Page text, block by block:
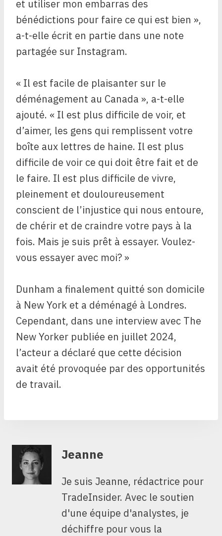
et utiliser mon embarras des
bénédictions pour faire ce qui est bien »,
a-t-elle écrit en partie dans une note
partagée sur Instagram.
« Il est facile de plaisanter sur le
déménagement au Canada », a-t-elle
ajouté. « Il est plus difficile de voir, et
d’aimer, les gens qui remplissent votre
boîte aux lettres de haine. Il est plus
difficile de voir ce qui doit être fait et de
le faire. Il est plus difficile de vivre,
pleinement et douloureusement
conscient de l’injustice qui nous entoure,
de chérir et de craindre votre pays à la
fois. Mais je suis prêt à essayer. Voulez-
vous essayer avec moi? »
Dunham a finalement quitté son domicile
à New York et a déménagé à Londres.
Cependant, dans une interview avec The
New Yorker publiée en juillet 2024,
l’acteur a déclaré que cette décision
avait été provoquée par des opportunités
de travail.
Jeanne
Je suis Jeanne, rédactrice pour
TradeInsider. Avec le soutien
d'une équipe d'analystes, je
déchiffre pour vous la